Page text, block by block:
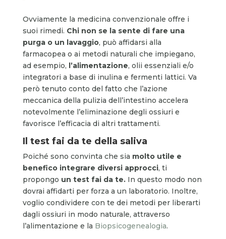
Ovviamente la medicina convenzionale offre i
suoi rimedi. Chi non se la sente di fare una
purga o un lavaggio, può affidarsi alla
farmacopea o ai metodi naturali che impiegano,
ad esempio, l’alimentazione, olii essenziali e/o
integratori a base di inulina e fermenti lattici. Va
però tenuto conto del fatto che l’azione
meccanica della pulizia dell’intestino accelera
notevolmente l’eliminazione degli ossiuri e
favorisce l’efficacia di altri trattamenti.
Il test fai da te della saliva
Poiché sono convinta che sia molto utile e
benefico integrare diversi approcci, ti
propongo un test fai da te. In questo modo non
dovrai affidarti per forza a un laboratorio. Inoltre,
voglio condividere con te dei metodi per liberarti
dagli ossiuri in modo naturale, attraverso
l’alimentazione e la Biopsicogenealogia.